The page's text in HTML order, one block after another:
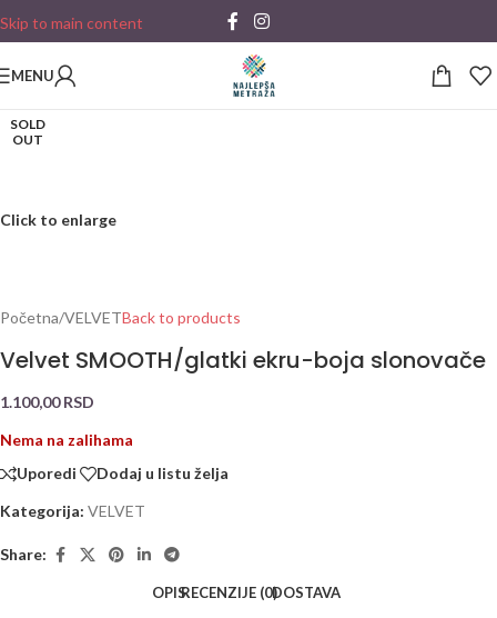
Skip to main content
MENU
SOLD
OUT
Click to enlarge
Početna/VELVETBack to products
Velvet SMOOTH/glatki ekru-boja slonovače
1.100,00RSD
Nema na zalihama
Uporedi
Dodaj u listu želja
Kategorija: VELVET
Share:
OPISRECENZIJE (0)DOSTAVA